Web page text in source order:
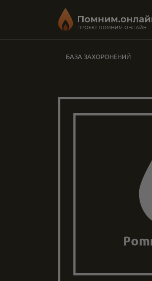
БАЗА ЗАХОРОНЕНИЙ